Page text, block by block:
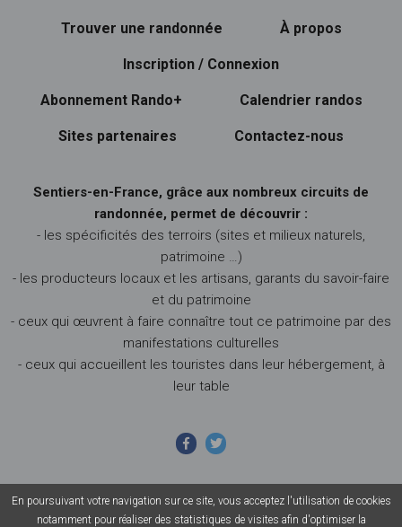
Trouver une randonnée À propos
Inscription / Connexion
Abonnement Rando+ Calendrier randos
Sites partenaires Contactez-nous
Sentiers-en-France, grâce aux nombreux circuits de
randonnée, permet de découvrir :
- les spécificités des terroirs (sites et milieux naturels,
patrimoine …)
- les producteurs locaux et les artisans, garants du savoir-faire
et du patrimoine
- ceux qui œuvrent à faire connaître tout ce patrimoine par des
manifestations culturelles
- ceux qui accueillent les touristes dans leur hébergement, à
leur table
© 2026 Sentiers en France - Tous droits réservés - Photos non
En poursuivant votre navigation sur ce site, vous acceptez l'utilisation de cookies
notamment pour réaliser des statistiques de visites afin d'optimiser la